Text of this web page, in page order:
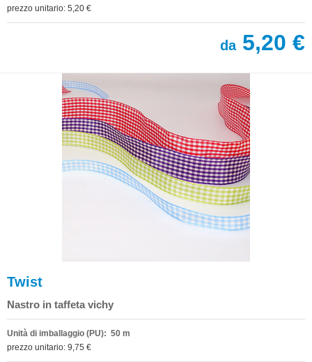
prezzo unitario: 5,20 €
da5,20 €
Twist
Nastro in taffeta vichy
Unità di imballaggio (PU): 50 m
prezzo unitario: 9,75 €